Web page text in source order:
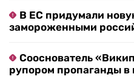
В ЕС придумали
замороженными
Сооснователь
рупором пропаганды в